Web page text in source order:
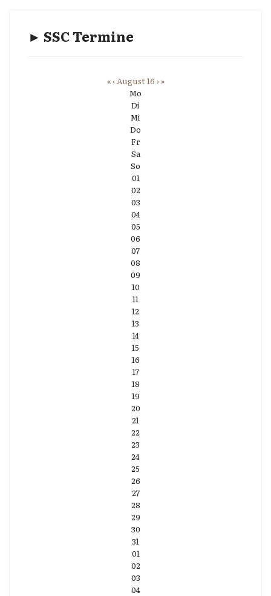
► SSC Termine
«‹August 16 ›»
Mo
Di
Mi
Do
Fr
Sa
So
01
02
03
04
05
06
07
08
09
10
11
12
13
14
15
16
17
18
19
20
21
22
23
24
25
26
27
28
29
30
31
01
02
03
04